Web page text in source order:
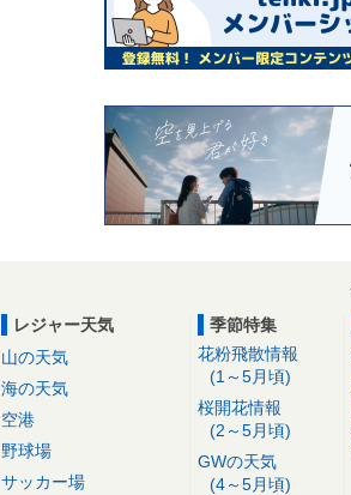
レジャー天気
山の天気
海の天気
空港
野球場
サッカー場
季節特集
花粉飛散情報
(1～5月頃)
桜開花情報
(2～5月頃)
GWの天気
(4～5月頃)